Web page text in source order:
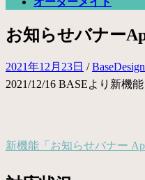
お知らせバナー
2021年12月23日 /
2021/12/16 BASEより新機
新機能「お知らせバナー